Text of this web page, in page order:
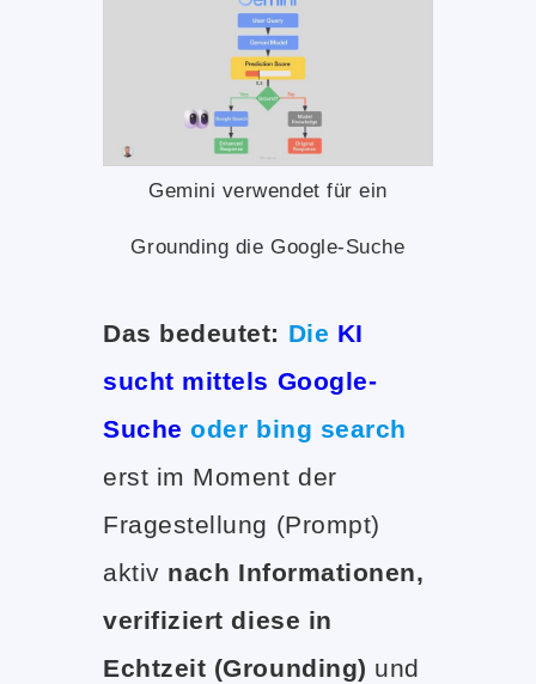
Gemini verwendet für ein
Grounding die Google-Suche
Das bedeutet: Die KI
sucht mittels Google-
Suche oder bing search
erst im Moment der
Fragestellung (Prompt)
aktiv nach Informationen,
verifiziert diese in
Echtzeit (Grounding) und